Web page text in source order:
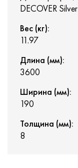
DECOVER Silver
Вес (кг):
11.97
Длина (мм):
3600
Ширина (мм):
190
Толщина (мм):
8